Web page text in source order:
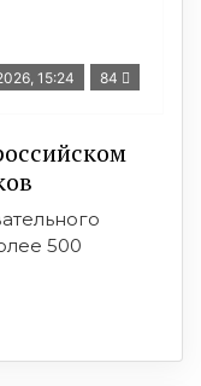
15:24 84
500